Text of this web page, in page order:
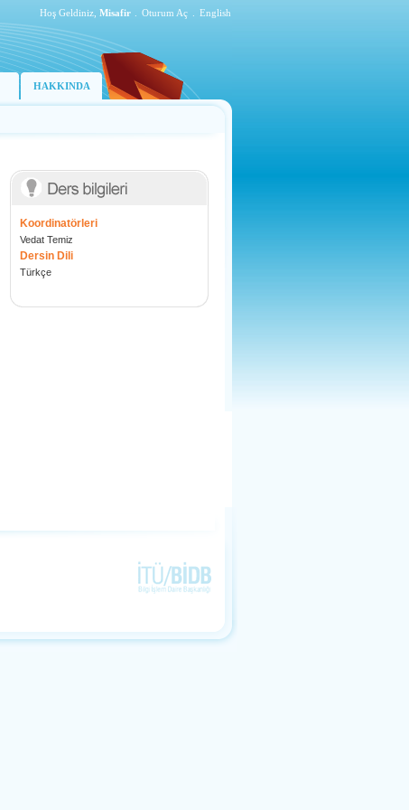
Hoş Geldiniz, Misafir Oturum Aç English
HAKKINDA
Koordinatörleri
Vedat Temiz
Dersin Dili
Türkçe